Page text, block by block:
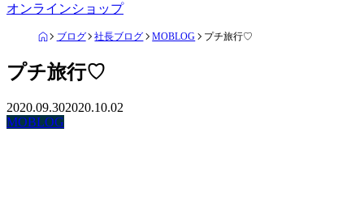
オンラインショップ
ブログ 社長ブログ MOBLOG プチ旅行♡
プチ旅行♡
2020.09.302020.10.02
MOBLOG